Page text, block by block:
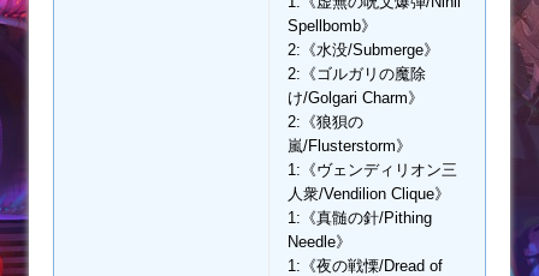
Spellbomb》
2:《水没/Submerge》
2:《ゴルガリの魔除
け/Golgari Charm》
2:《狼狽の
嵐/Flusterstorm》
1:《ヴェンディリオン三
人衆/Vendilion Clique》
1:《真髄の針/Pithing
Needle》
1:《夜の戦慄/Dread of